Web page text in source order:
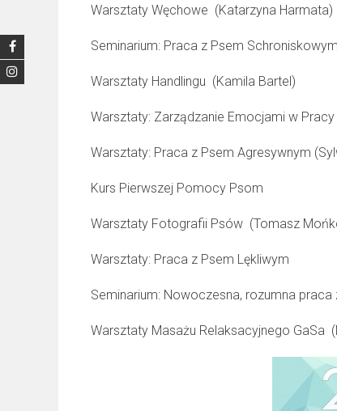
Warsztaty Węchowe (Katarzyna Harmata)
Seminarium: Praca z Psem Schroniskowym
Warsztaty Handlingu (Kamila Bartel)
Warsztaty: Zarządzanie Emocjami w
Warsztaty: Praca z Psem Agresywnym
Kurs Pierwszej Pomocy Psom
Warsztaty Fotografii Psów (Tomasz
Warsztaty: Praca z Psem Lękliwym
Seminarium: Nowoczesna, rozumna praca
Warsztaty Masażu Relaksacyjnego GaSa